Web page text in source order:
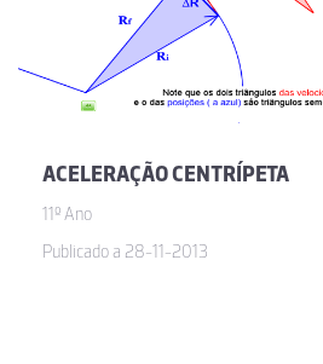
ACELERAÇÃO CENTRÍPETA
11º Ano
Publicado a 28-11-2013